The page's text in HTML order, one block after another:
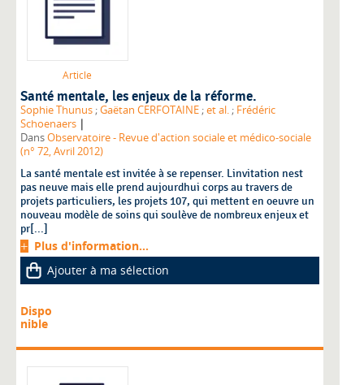
Article
Santé mentale, les enjeux de la réforme.
Sophie Thunus ;Gaëtan CERFOTAINE ;et al. ; Frédéric
Schoenaers |
DansObservatoire - Revue d'action sociale et médico-sociale
(n° 72, Avril 2012)
La santé mentale est invitée à se repenser. Linvitation nest
pas neuve mais elle prend aujourdhui corps au travers de
projets particuliers, les projets 107, qui mettent en oeuvre un
nouveau modèle de soins qui soulève de nombreux enjeux et
pr[...]
Plus d'information...
Ajouter à ma sélection
Dispo
nible